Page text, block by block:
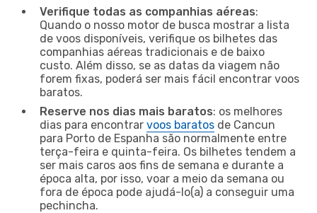
Verifique todas as companhias aéreas:
Quando o nosso motor de busca mostrar a lista
de voos disponíveis, verifique os bilhetes das
companhias aéreas tradicionais e de baixo
custo. Além disso, se as datas da viagem não
forem fixas, poderá ser mais fácil encontrar voos
baratos.
Reserve nos dias mais baratos: os melhores
dias para encontrar voos baratos de Cancun
para Porto de Espanha são normalmente entre
terça-feira e quinta-feira. Os bilhetes tendem a
ser mais caros aos fins de semana e durante a
época alta, por isso, voar a meio da semana ou
fora de época pode ajudá-lo(a) a conseguir uma
pechincha.